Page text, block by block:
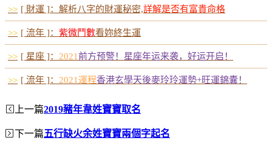
>> [ 財運 ]：解析八字的財運秘密,詳解是否有富貴命格
>> [ 流年 ]： 紫微鬥數看妳終生運
>> [ 星座 ]： 2021前方预警！星座年运来袭，好运开启！
>> [ 流年 ]： 2021運程香港玄學天後麥玲玲運勢+旺運錦囊！
上一篇2019豬年韋姓寶寶取名
下一篇五行缺火余姓寶寶兩個字起名